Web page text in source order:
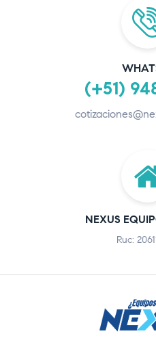
(+51)
NEXUS
Ruc: